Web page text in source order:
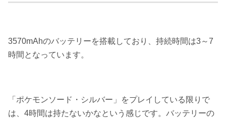
3570mAhのバッテリーを搭載しており、 持続時間は3～7
時間 となっています。
「ポケモンソード・シルバー」をプレイしている限りで
は、4時間は持たないかなという感じです。バッテリーの